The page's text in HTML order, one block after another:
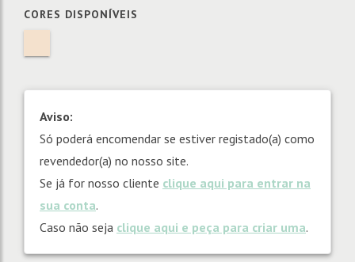
CORES DISPONÍVEIS
Aviso:
Só poderá encomendar se estiver registado(a) como
revendedor(a) no nosso site.
Se já for nosso cliente clique aqui para entrar na
sua conta.
Caso não seja clique aqui e peça para criar uma.